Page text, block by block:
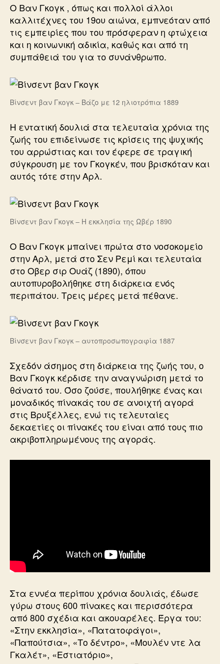
Ο Βαν Γκογκ , όπως και πολλοί άλλοι
καλλιτέχνες του 19ου αιώνα, εμπνεόταν από
τις εμπειρίες που του πρόσφεραν η φτώχεια
και η κοινωνική αδικία, καθώς και από τη
συμπάθειά του για το συνάνθρωπο.
Βίνσεντ βαν Γκογκ – Βάζο με 12 ηλιοτρόπια 1889
Η εντατική δουλιά στα τελευταία χρόνια της
ζωής του επιδείνωσε τις κρίσεις της ψυχικής
του αρρώστιας και τον έφερε σε τραγική
σύγκρουση με τον Γκογκέν, που βρισκόταν και
αυτός τότε στην Αρλ.
Βίνσεντ βαν Γκογκ – Η εκκλησία της Ωβέρ 1890
Ο Βαν Γκογκ μπαίνει πρώτα στο νοσοκομείο
στην Αρλ, μετά στο Σεν Ρεμί και τελευταία
στο Οβερ σιρ Ουάζ (1890), όπου
αυτοπυροβολήθηκε στη διάρκεια ενός
περιπάτου. Τρεις μέρες μετά πέθανε.
Βίνσεντ βαν Γκογκ – αυτοπροσωπογραφία 1887
Σχεδόν άσημος στη διάρκεια της ζωής του, ο
Βαν Γκογκ κέρδισε την αναγνώριση μετά το
θάνατό του. Όσο ζούσε, πουλήθηκε ένας και
μοναδικός πίνακάς του σε ανοιχτή αγορά
στις Βρυξέλλες, ενώ τις τελευταίες
δεκαετίες οι πίνακές του είναι από τους πιο
ακριβοπληρωμένους της αγοράς.
Στα εννέα περίπου χρόνια δουλιάς, έδωσε
γύρω στους 600 πίνακες και περισσότερα
από 800 σχέδια και ακουαρέλες. Έργα του:
«Στην εκκλησία», «Πατατοφάγοι»,
«Παπούτσια», «Το δέντρο», «Μουλέν ντε λα
Γκαλέτ», «Εστιατόριο»,